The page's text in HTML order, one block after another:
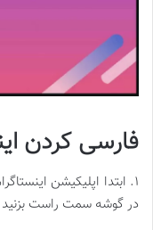
فارسی کردن
۱. ابتدا اپلیکیشن
در گوشه سمت راست بزنید